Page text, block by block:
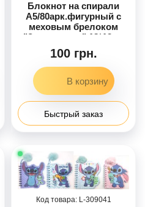
Блокнот на спирали
А5/80арк.фигурный с
меховым брелоком
"Зверополис" 18*13см
4в.(4*48)
100 грн.
Быстрый заказ
309041